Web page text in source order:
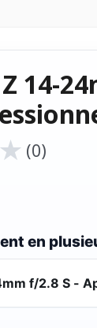
14-
★
★ (0)
en
f/2.8 S -